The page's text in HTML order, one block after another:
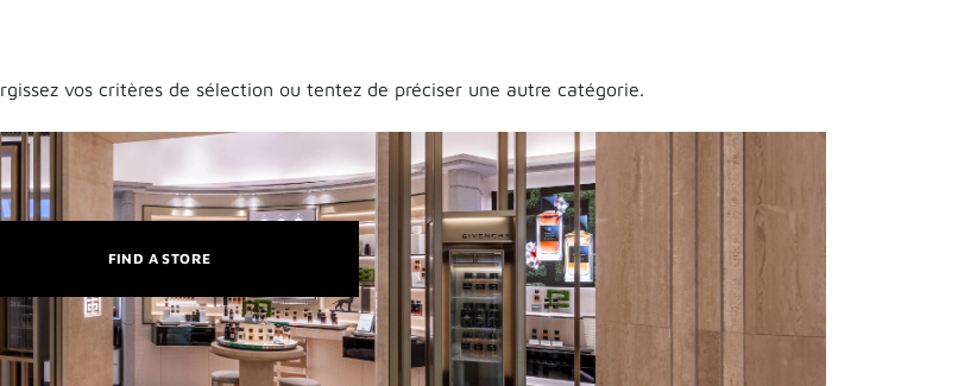
vos critères de sélection ou tentez de préciser une autre catégorie.
FIND A STORE(NEW
WINDOW)